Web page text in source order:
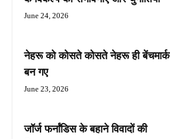
June 24, 2026
नेहरू को कोसते कोसते नेहरू ही बेंचमार्क
बन गए
June 23, 2026
जॉर्ज फर्नांडिस के बहाने विवादों की